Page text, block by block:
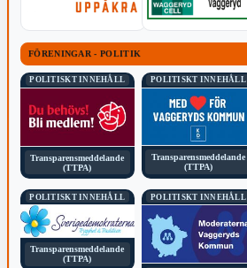
FÖRENINGAR - POLITIK
POLITISKT INNEHÅLL
Transparensmeddelande
(TTPA)
POLITISKT INNEHÅLL
Transparensmeddelande
(TTPA)
POLITISKT INNEHÅLL
Transparensmeddelande
(TTPA)
POLITISKT INNEHÅLL